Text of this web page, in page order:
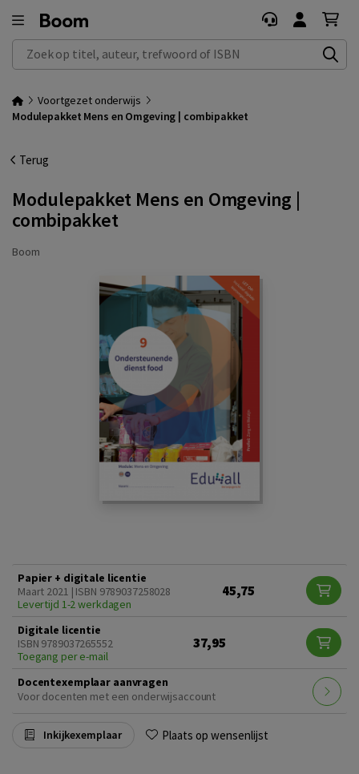
Zoek op titel, auteur, trefwoord of ISBN
Voortgezet onderwijs
Modulepakket Mens en Omgeving | combipakket
Terug
Modulepakket Mens en Omgeving |
combipakket
Boom
Papier + digitale licentie
Maart 2021 | ISBN 9789037258028
Levertijd 1-2 werkdagen
45,75
Digitale licentie
ISBN 9789037265552
Toegang per e-mail
37,95
Docentexemplaar aanvragen
Voor docenten met een onderwijsaccount
Inkijkexemplaar Plaats op wensenlijst